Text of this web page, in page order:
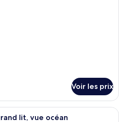
Voir les prix
Une chambre d’hôtel avec un grand
lit, vue océan